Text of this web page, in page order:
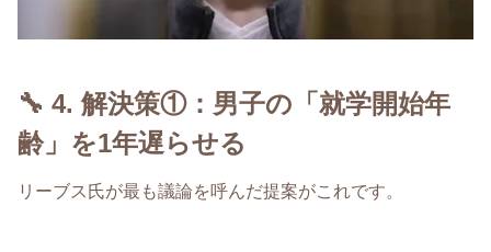
🔧 4. 解決策①：男子の「就学開始年
齢」を1年遅らせる
リーブス氏が最も議論を呼んだ提案がこれです。